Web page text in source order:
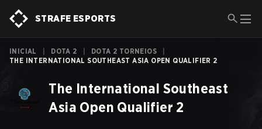
STRAFE ESPORTS
INICIAL DOTA 2 DOTA 2 TORNEIOS
THE INTERNATIONAL SOUTHEAST ASIA OPEN QUALIFIER 2
The International Southeast
Asia Open Qualifier 2